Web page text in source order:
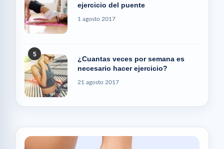
ejercicio del puente
1 agosto 2017
5
¿Cuantas veces por semana es
necesario hacer ejercicio?
21 agosto 2017